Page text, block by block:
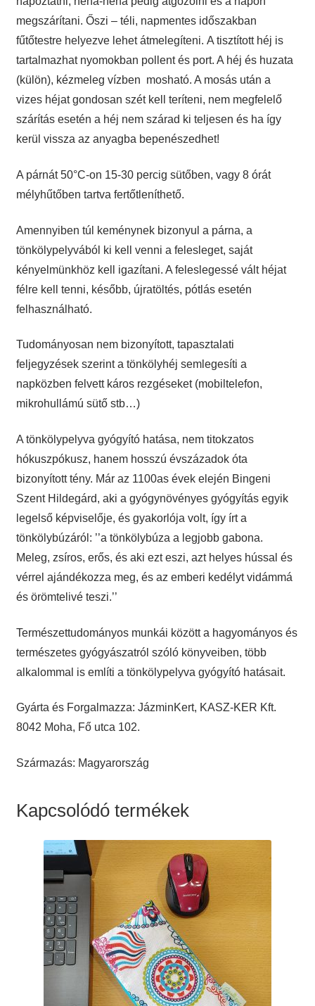
megszárítani. Őszi – téli, napmentes időszakban
fűtőtestre helyezve lehet átmelegíteni. A tisztított héj is
tartalmazhat nyomokban pollent és port. A héj és huzata
(külön), kézmeleg vízben mosható. A mosás után a
vizes héjat gondosan szét kell teríteni, nem megfelelő
szárítás esetén a héj nem szárad ki teljesen és ha így
kerül vissza az anyagba bepenészedhet!
A párnát 50°C-on 15-30 percig sütőben, vagy 8 órát
mélyhűtőben tartva fertőtleníthető.
Amennyiben túl keménynek bizonyul a párna, a
tönkölypelyvából ki kell venni a felesleget, saját
kényelmünkhöz kell igazítani. A feleslegessé vált héjat
félre kell tenni, később, újratöltés, pótlás esetén
felhasználható.
Tudományosan nem bizonyított, tapasztalati
feljegyzések szerint a tönkölyhéj semlegesíti a
napközben felvett káros rezgéseket (mobiltelefon,
mikrohullámú sütő stb…)
A tönkölypelyva gyógyító hatása, nem titokzatos
hókuszpókusz, hanem hosszú évszázadok óta
bizonyított tény. Már az 1100as évek elején Bingeni
Szent Hildegárd, aki a gyógynövényes gyógyítás egyik
legelső képviselője, és gyakorlója volt, így írt a
tönkölybúzáról: ’’a tönkölybúza a legjobb gabona.
Meleg, zsíros, erős, és aki ezt eszi, azt helyes hússal és
vérrel ajándékozza meg, és az emberi kedélyt vidámmá
és örömtelivé teszi.’’
Természettudományos munkái között a hagyományos és
természetes gyógyászatról szóló könyveiben, több
alkalommal is említi a tönkölypelyva gyógyító hatásait.
Gyárta és Forgalmazza: JázminKert, KASZ-KER Kft.
8042 Moha, Fő utca 102.
Származás: Magyarország
Kapcsolódó termékek